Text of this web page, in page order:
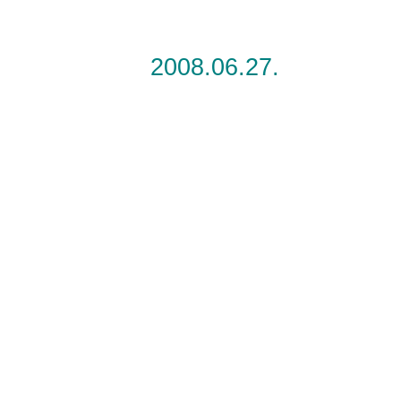
2008.06.27.